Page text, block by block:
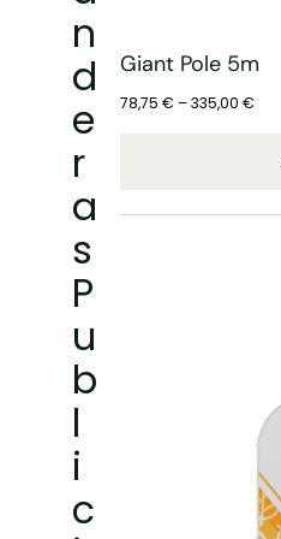
n
d
e
r
a
s
P
u
b
l
i
c
Giant Pole 5m
78,75 € –335,00 €